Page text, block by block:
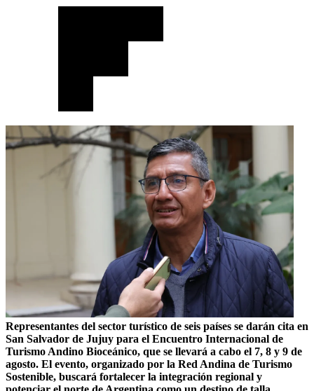
Representantes del sector turístico de seis países se darán cita en
San Salvador de Jujuy para el Encuentro Internacional de
Turismo Andino Bioceánico, que se llevará a cabo el 7, 8 y 9 de
agosto. El evento, organizado por la Red Andina de Turismo
Sostenible, buscará fortalecer la integración regional y